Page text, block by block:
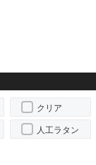
クリア
人工ラタン